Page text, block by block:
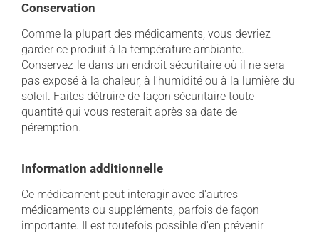
Conservation
Comme la plupart des médicaments, vous devriez
garder ce produit à la température ambiante.
Conservez-le dans un endroit sécuritaire où il ne sera
pas exposé à la chaleur, à l'humidité ou à la lumière du
soleil. Faites détruire de façon sécuritaire toute
quantité qui vous resterait après sa date de
péremption.
Information additionnelle
Ce médicament peut interagir avec d'autres
médicaments ou suppléments, parfois de façon
importante. Il est toutefois possible d'en prévenir